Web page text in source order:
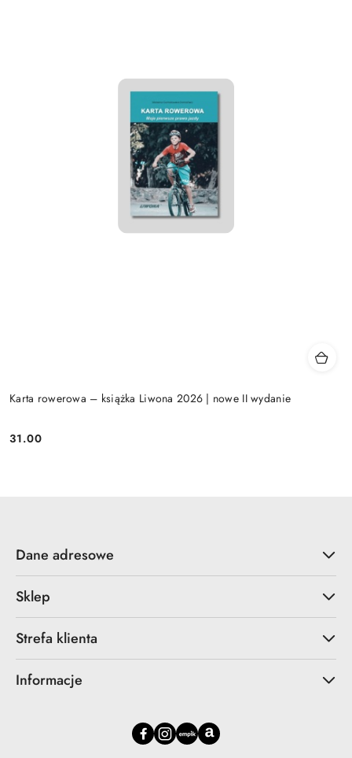
Karta rowerowa – książka Liwona 2026 | nowe II wydanie
Cena:
31.00
Dane adresowe
Sklep
Strefa klienta
Informacje